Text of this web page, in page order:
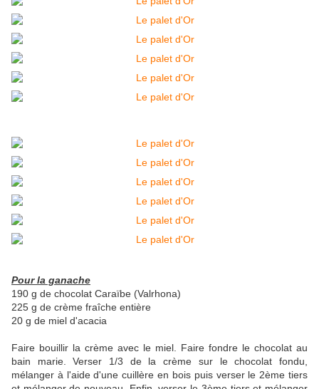
Pour la ganache
190 g de chocolat Caraïbe (Valrhona)
225 g de crème fraîche entière
20 g de miel d'acacia
Faire bouillir la crème avec le miel. Faire fondre le chocolat au
bain marie. Verser 1/3 de la crème sur le chocolat fondu,
mélanger à l'aide d'une cuillère en bois puis verser le 2ème tiers